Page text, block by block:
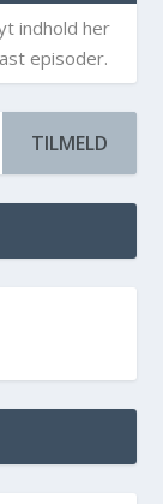
indhold her
episoder.
TILMELD